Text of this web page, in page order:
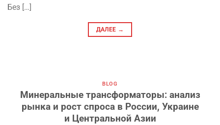
Без […]
ДАЛЕЕ →
BLOG
Минеральные трансформаторы: анализ
рынка и рост спроса в России, Украине
и Центральной Азии